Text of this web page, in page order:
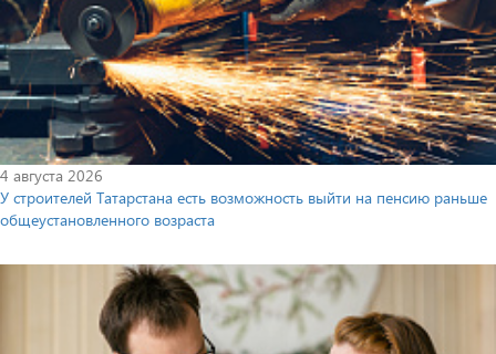
4 августа 2026
У строителей Татарстана есть возможность выйти на пенсию раньше
общеустановленного возраста